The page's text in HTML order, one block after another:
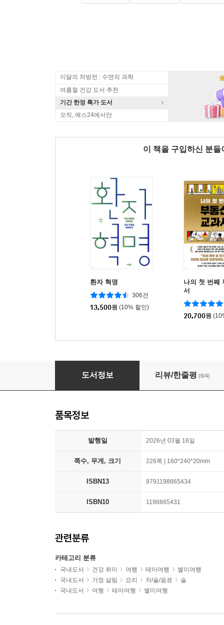
이달의 처방전 : 수면의 과학
여름철 건강 도서 추천
기간 한정 특가 도서
오직, 예스24에서만
이 책을 구입하신 분
환자 혁명
306건
13,500원 (10% 할인)
나의 첫 번째
서
20,700원
도심 속 애주가를 위한 와인&위스키바 100
도서정보 리뷰/한줄평 (6/4)
품목정보
발행일 2026년 03월 16일
쪽수, 무게, 크기 226쪽 | 160*240*20mm
ISBN13 9791198865434
ISBN10 1198865431
관련분류
카테고리 분류
국내도서 건강 취미 여행 테마여행
별미여행
국내도서
가정 살림 요리 차/술/음료
술
국내도서
여행 테마여행 별미여행